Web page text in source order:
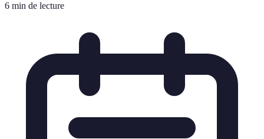
6 min de lecture